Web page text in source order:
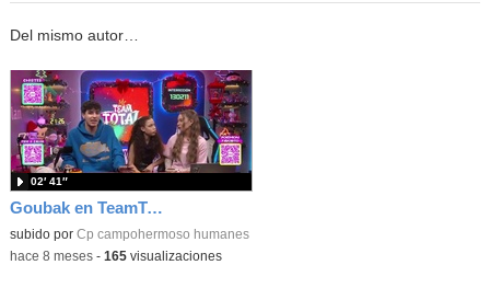
Del mismo autor…
Goubak en TeamTotal de Clan
subido por Cp campohermoso humanes
02′ 41″
-hace 8 meses- 165visualizaciones